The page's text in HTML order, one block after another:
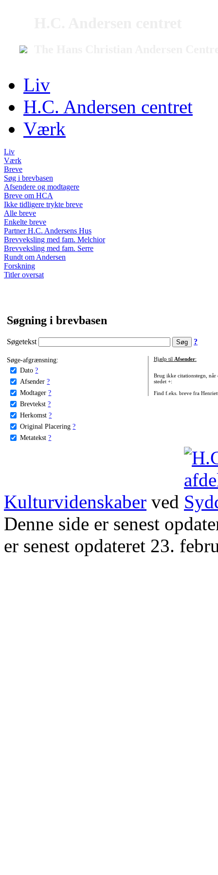
Liv
H.C. Andersen centret
Værk
Liv
Værk
Breve
Søg i brevbasen
Afsendere og modtagere
Breve om HCA
Ikke tidligere trykte breve
Alle breve
Enkelte breve
Partner H.C. Andersens Hus
Brevveksling med fam. Melchior
Brevveksling med fam. Serre
Rundt om Andersen
Forskning
Titler oversat
Søgning i brevbasen
Søgetekst ?
Søge-afgrænsning:
Dato ?
Afsender ?
Modtager ?
Brevtekst ?
Herkomst ?
Original Placering ?
Metatekst ?
Hjælp til Afsender:
Brug ikke citationstegn, når
stedet +:
Find f.eks. breve fra
Kulturvidenskaber ved
Denne side er senest
er senest opdateret 23.